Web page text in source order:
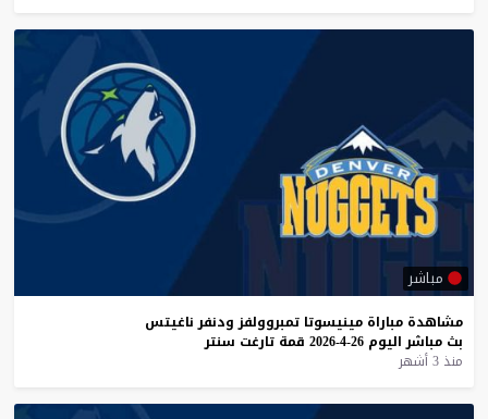
مباشر
مشاهدة مباراة مينيسوتا تمبروولفز ودنفر ناغيتس
بث مباشر اليوم 26-4-2026 قمة تارغت سنتر
منذ 3 أشهر